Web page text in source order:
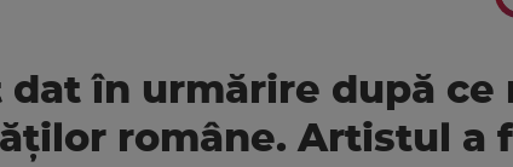
în urmărire după ce
române. Artistul a